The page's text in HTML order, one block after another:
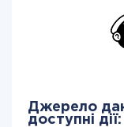
Джерело
доступні дії: